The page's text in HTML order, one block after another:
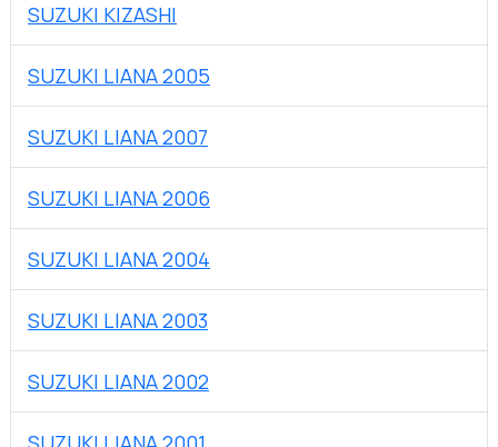
SUZUKI KIZASHI
SUZUKI LIANA 2005
SUZUKI LIANA 2007
SUZUKI LIANA 2006
SUZUKI LIANA 2004
SUZUKI LIANA 2003
SUZUKI LIANA 2002